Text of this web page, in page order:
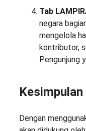
Tab
negara
mengelola
kontributor,
Pengunjung
Kesimpulan
Dengan